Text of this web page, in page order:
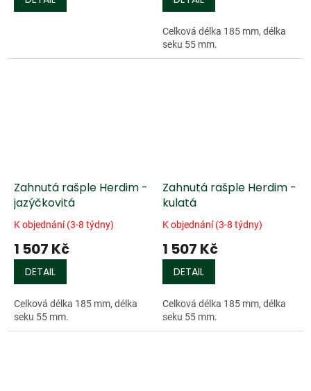
Celková délka 185 mm, délka
seku 55 mm.
Zahnutá rašple Herdim -
jazýčkovitá
K objednání (3-8 týdny)
1 507 Kč
DETAIL
Celková délka 185 mm, délka
seku 55 mm.
Zahnutá rašple Herdim -
kulatá
K objednání (3-8 týdny)
1 507 Kč
DETAIL
Celková délka 185 mm, délka
seku 55 mm.